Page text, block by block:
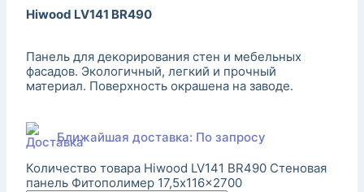
Hiwood LV141 BR490
Панель для декорирования стен и мебельных
фасадов. Экологичный, легкий и прочный
материал. Поверхность окрашена на заводе.
Ближайшая доставка: По запросу
Количество товара Hiwood LV141 BR490 Стеновая
панель Фитополимер 17,5x116x2700